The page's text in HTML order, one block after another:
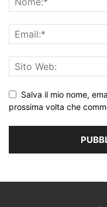
Salva il mio nome,
prossima volta che